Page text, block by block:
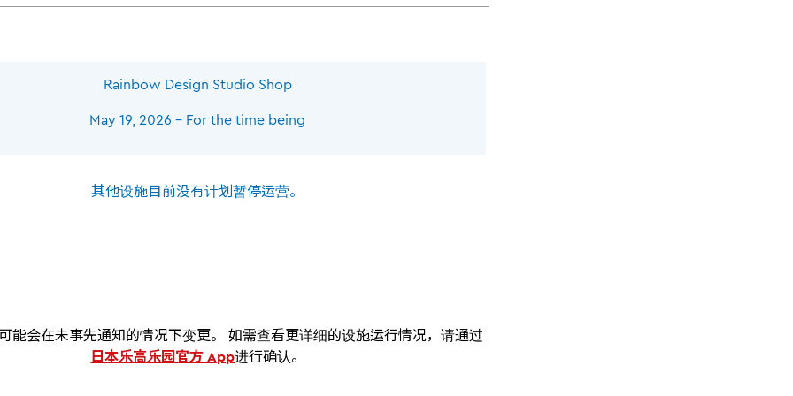
Rainbow Design Studio Shop
May 19, 2026 - For the time being
其他设施目前没有计划暂停运营。
能会在未事先通知的情况下变更。 如需查看更详细的设施运行情况，请通过
日本乐高乐园官方 App进行确认。